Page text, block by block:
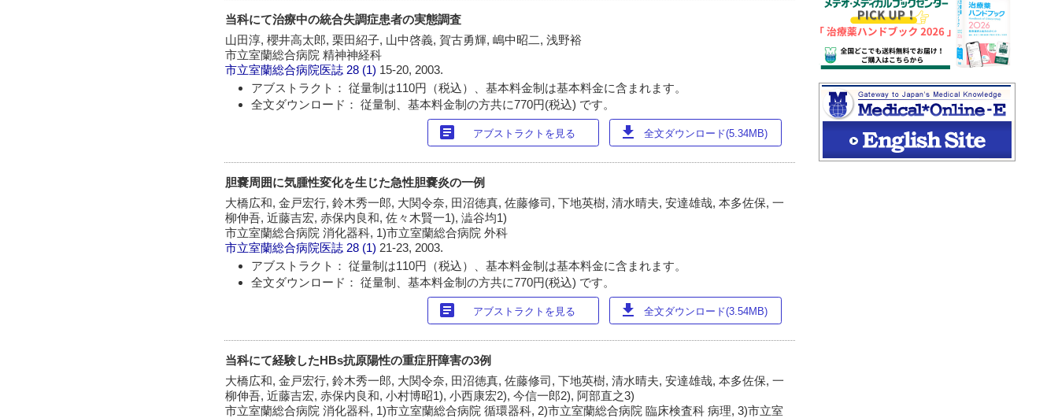
当科にて治療中の統合失調症患者の実態調査
山田淳, 櫻井高太郎, 栗田紹子, 山中啓義, 賀古勇輝, 嶋中昭二, 浅野裕
市立室蘭総合病院 精神神経科
市立室蘭総合病院医誌 28 (1) 15-20, 2003.
アブストラクト： 従量制は110円（税込）、基本料金制は基本料金に含まれます。
全文ダウンロード： 従量制、基本料金制の方共に770円(税込) です。
article アブストラクトを見る download 全文ダウンロード(5.34MB)
胆嚢周囲に気腫性変化を生じた急性胆嚢炎の一例
大橋広和, 金戸宏行, 鈴木秀一郎, 大関令奈, 田沼徳真, 佐藤修司, 下地英樹, 清水晴夫, 安達雄哉, 本多佐保, 一
柳伸吾, 近藤吉宏, 赤保内良和, 佐々木賢一1), 澁谷均1)
市立室蘭総合病院 消化器科, 1)市立室蘭総合病院 外科
市立室蘭総合病院医誌 28 (1) 21-23, 2003.
アブストラクト： 従量制は110円（税込）、基本料金制は基本料金に含まれます。
全文ダウンロード： 従量制、基本料金制の方共に770円(税込) です。
article アブストラクトを見る download 全文ダウンロード(3.54MB)
当科にて経験したHBs抗原陽性の重症肝障害の3例
大橋広和, 金戸宏行, 鈴木秀一郎, 大関令奈, 田沼徳真, 佐藤修司, 下地英樹, 清水晴夫, 安達雄哉, 本多佐保, 一
柳伸吾, 近藤吉宏, 赤保内良和, 小村博昭1), 小西康宏2), 今信一郎2), 阿部直之3)
市立室蘭総合病院 消化器科, 1)市立室蘭総合病院 循環器科, 2)市立室蘭総合病院 臨床検査科 病理, 3)市立室